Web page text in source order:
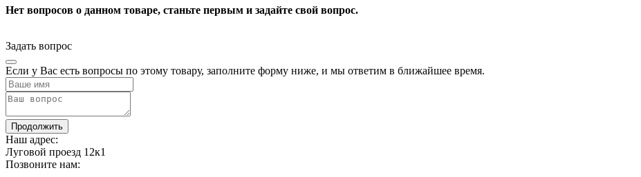
Нет вопросов о данном товаре, станьте первым и задайте свой вопрос.
Задать вопрос
Если у Вас есть вопросы по этому товару, заполните форму ниже, и мы ответим в ближайшее время.
Продолжить
Наш адрес:
Луговой проезд 12к1
Позвоните нам: